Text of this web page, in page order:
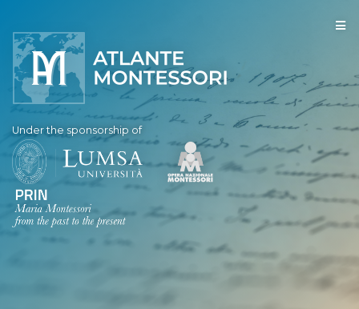
Under the sponsorship of